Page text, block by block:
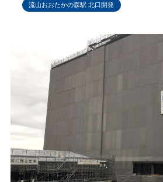
流山おおたかの森駅 北口開発